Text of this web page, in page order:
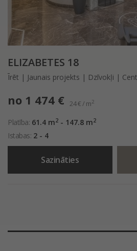
ELIZABETES 18
Īrēt | Jaunais projekts | Dzīvokļi |
no 1 474 € 24 € / m2
Platība: 61.4 m2- 147.8 m2
Istabas: 2 - 4
Sazināties